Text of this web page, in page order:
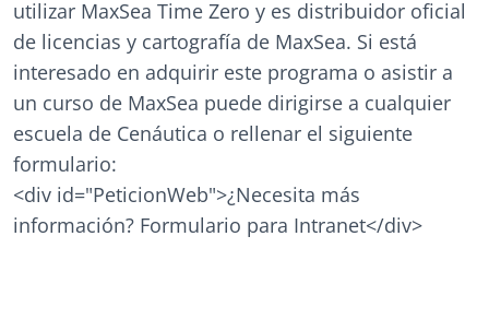
utilizar MaxSea Time Zero y es distribuidor oficial
de licencias y cartografía de MaxSea. Si está
interesado en adquirir este programa o asistir a
un curso de MaxSea puede dirigirse a cualquier
escuela de Cenáutica o rellenar el siguiente
formulario:
<div id="PeticionWeb">¿Necesita más
información? Formulario para Intranet</div>